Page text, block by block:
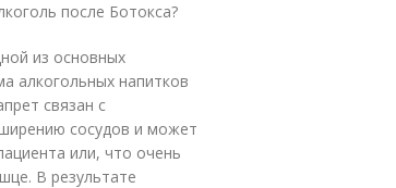
после Ботокса?
из основных
алкогольных напитков
связан с
сосудов и может
или, что очень
В результате